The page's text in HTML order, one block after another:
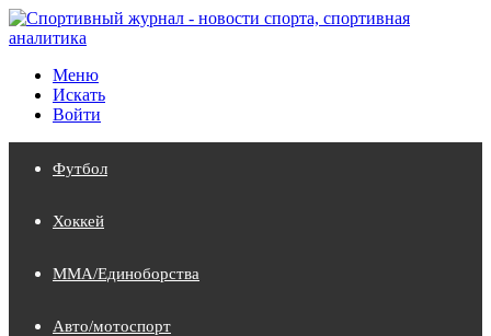
Меню
Искать
Войти
Футбол
Хоккей
MMA/Единоборства
Авто/мотоспорт